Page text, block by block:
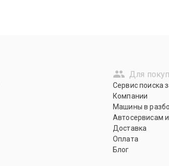
Для
Сервис поиска
Компании
Машины в
Автосервисам
Доставка
Оплата
Блог